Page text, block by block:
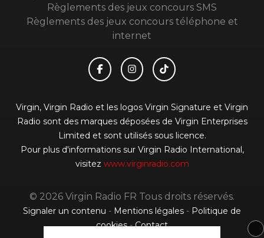
Règlements des jeux concours SMS
Règlements des jeux concours téléphone et
internet
Virgin, Virgin Radio et les logos Virgin Signature et Virgin
Radio sont des marques déposées de Virgin Enterprises
Limited et sont utilisés sous licence.
Pour plus d'informations sur Virgin Radio International,
visitez www.virginradio.com
© 2026 Virgin Radio FR Tous droits réservés.
Signaler un contenu - Mentions légales - Politique de
cookies-Contact